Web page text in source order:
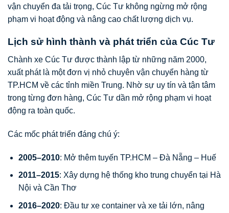
vận chuyển đa tải trọng, Cúc Tư không ngừng mở rộng
phạm vi hoạt động và nâng cao chất lượng dịch vụ.
Lịch sử hình thành và phát triển của Cúc Tư
Chành xe Cúc Tư được thành lập từ những năm 2000,
xuất phát là một đơn vị nhỏ chuyên vận chuyển hàng từ
TP.HCM về các tỉnh miền Trung. Nhờ sự uy tín và tận tâm
trong từng đơn hàng, Cúc Tư dần mở rộng phạm vi hoạt
động ra toàn quốc.
Các mốc phát triển đáng chú ý:
2005–2010: Mở thêm tuyến TP.HCM – Đà Nẵng – Huế
2011–2015: Xây dựng hệ thống kho trung chuyển tại Hà
Nội và Cần Thơ
2016–2020: Đầu tư xe container và xe tải lớn, nâng